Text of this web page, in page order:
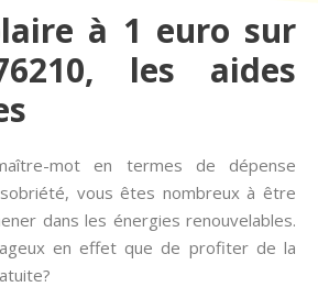
à 1 euro sur
les aides
mot en termes de dépense
vous êtes nombreux à être
dans les énergies renouvelables.
en effet que de profiter de la